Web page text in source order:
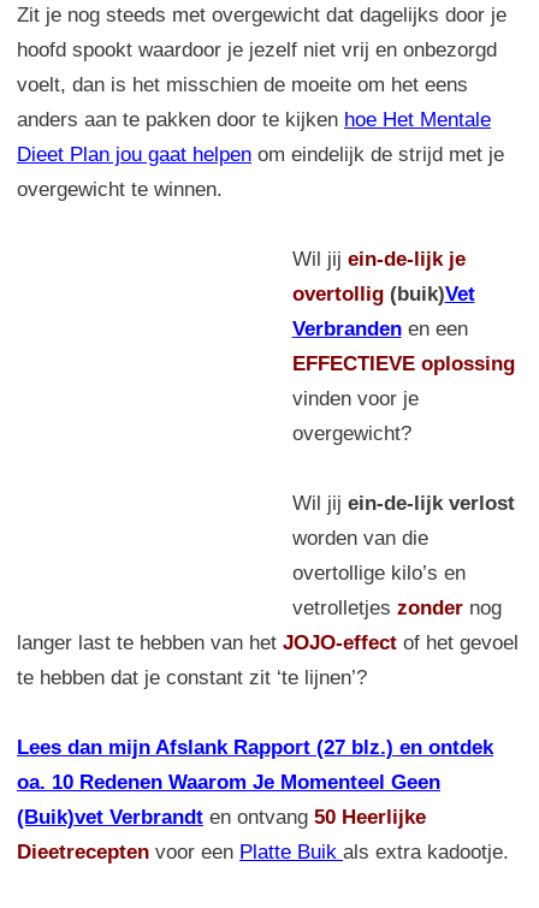
Zit je nog steeds met overgewicht dat dagelijks door je
hoofd spookt waardoor je jezelf niet vrij en onbezorgd
voelt, dan is het misschien de moeite om het eens
anders aan te pakken door te kijken hoe Het Mentale
Dieet Plan jou gaat helpen om eindelijk de strijd met je
overgewicht te winnen.
Wil jij ein-de-lijk je
overtollig(buik)Vet
Verbranden en een
EFFECTIEVE oplossing
vinden voor je
overgewicht?
Wil jij ein-de-lijk verlost
worden van die
overtollige kilo’s en
vetrolletjes zondernog
langer last te hebben van het JOJO-effect of het gevoel
te hebben dat je constant zit ‘te lijnen’?
Lees dan mijn Afslank Rapport (27 blz.) en ontdek
oa. 10 Redenen Waarom Je Momenteel Geen
(Buik)vet Verbrandt en ontvang 50 Heerlijke
Dieetrecepten voor een Platte Buik als extra kadootje.